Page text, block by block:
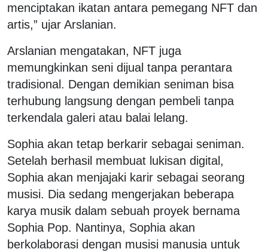
menciptakan ikatan antara pemegang NFT dan
artis,” ujar Arslanian.
Arslanian mengatakan, NFT juga
memungkinkan seni dijual tanpa perantara
tradisional. Dengan demikian seniman bisa
terhubung langsung dengan pembeli tanpa
terkendala galeri atau balai lelang.
Sophia akan tetap berkarir sebagai seniman.
Setelah berhasil membuat lukisan digital,
Sophia akan menjajaki karir sebagai seorang
musisi. Dia sedang mengerjakan beberapa
karya musik dalam sebuah proyek bernama
Sophia Pop. Nantinya, Sophia akan
berkolaborasi dengan musisi manusia untuk